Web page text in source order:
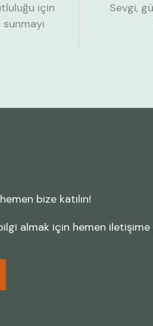
için
Sevgi,
bize katılın!
almak için hemen